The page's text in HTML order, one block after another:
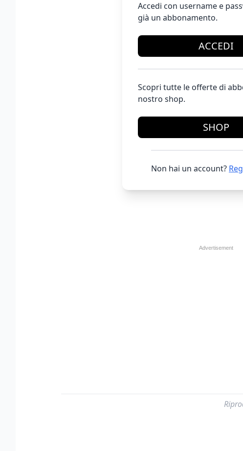
Accedi con username e
già un abbonamento.
ACCEDI
Scopri tutte le offerte di
nostro shop.
SHOP
Non hai un account?